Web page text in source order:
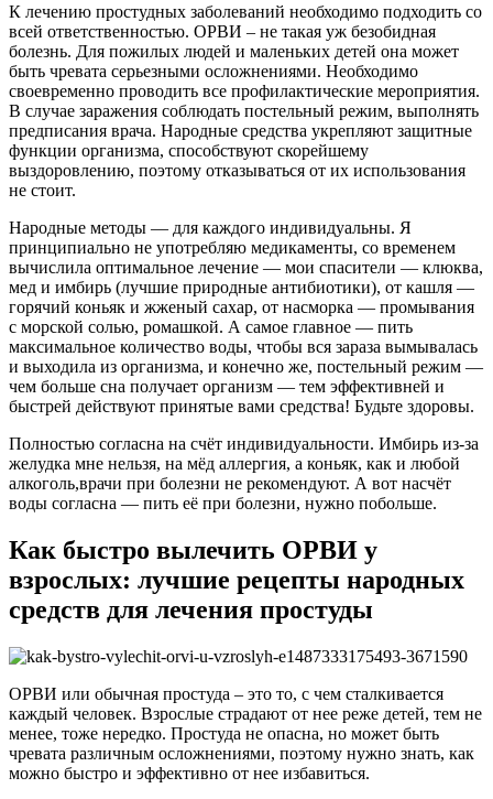
К лечению простудных заболеваний необходимо подходить со
всей ответственностью. ОРВИ – не такая уж безобидная
болезнь. Для пожилых людей и маленьких детей она может
быть чревата серьезными осложнениями. Необходимо
своевременно проводить все профилактические мероприятия.
В случае заражения соблюдать постельный режим, выполнять
предписания врача. Народные средства укрепляют защитные
функции организма, способствуют скорейшему
выздоровлению, поэтому отказываться от их использования
не стоит.
Народные методы — для каждого индивидуальны. Я
принципиально не употребляю медикаменты, со временем
вычислила оптимальное лечение — мои спасители — клюква,
мед и имбирь (лучшие природные антибиотики), от кашля —
горячий коньяк и жженый сахар, от насморка — промывания
с морской солью, ромашкой. А самое главное — пить
максимальное количество воды, чтобы вся зараза вымывалась
и выходила из организма, и конечно же, постельный режим —
чем больше сна получает организм — тем эффективней и
быстрей действуют принятые вами средства! Будьте здоровы.
Полностью согласна на счёт индивидуальности. Имбирь из-за
желудка мне нельзя, на мёд аллергия, а коньяк, как и любой
алкоголь,врачи при болезни не рекомендуют. А вот насчёт
воды согласна — пить её при болезни, нужно побольше.
Как быстро вылечить ОРВИ у
взрослых: лучшие рецепты народных
средств для лечения простуды
ОРВИ или обычная простуда – это то, с чем сталкивается
каждый человек. Взрослые страдают от нее реже детей, тем не
менее, тоже нередко. Простуда не опасна, но может быть
чревата различным осложнениями, поэтому нужно знать, как
можно быстро и эффективно от нее избавиться.